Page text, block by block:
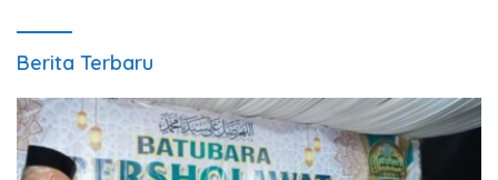
Berita Terbaru